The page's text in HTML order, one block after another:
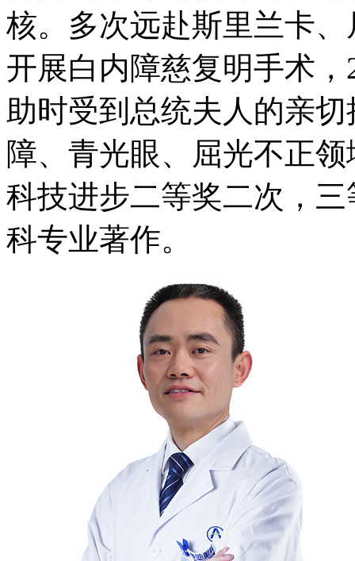
核。多次远赴斯里兰卡
开展白内障慈复明手术
助时受到总统夫人的亲
障、青光眼、屈光不正
科技进步二等奖二次，
科专业著作。